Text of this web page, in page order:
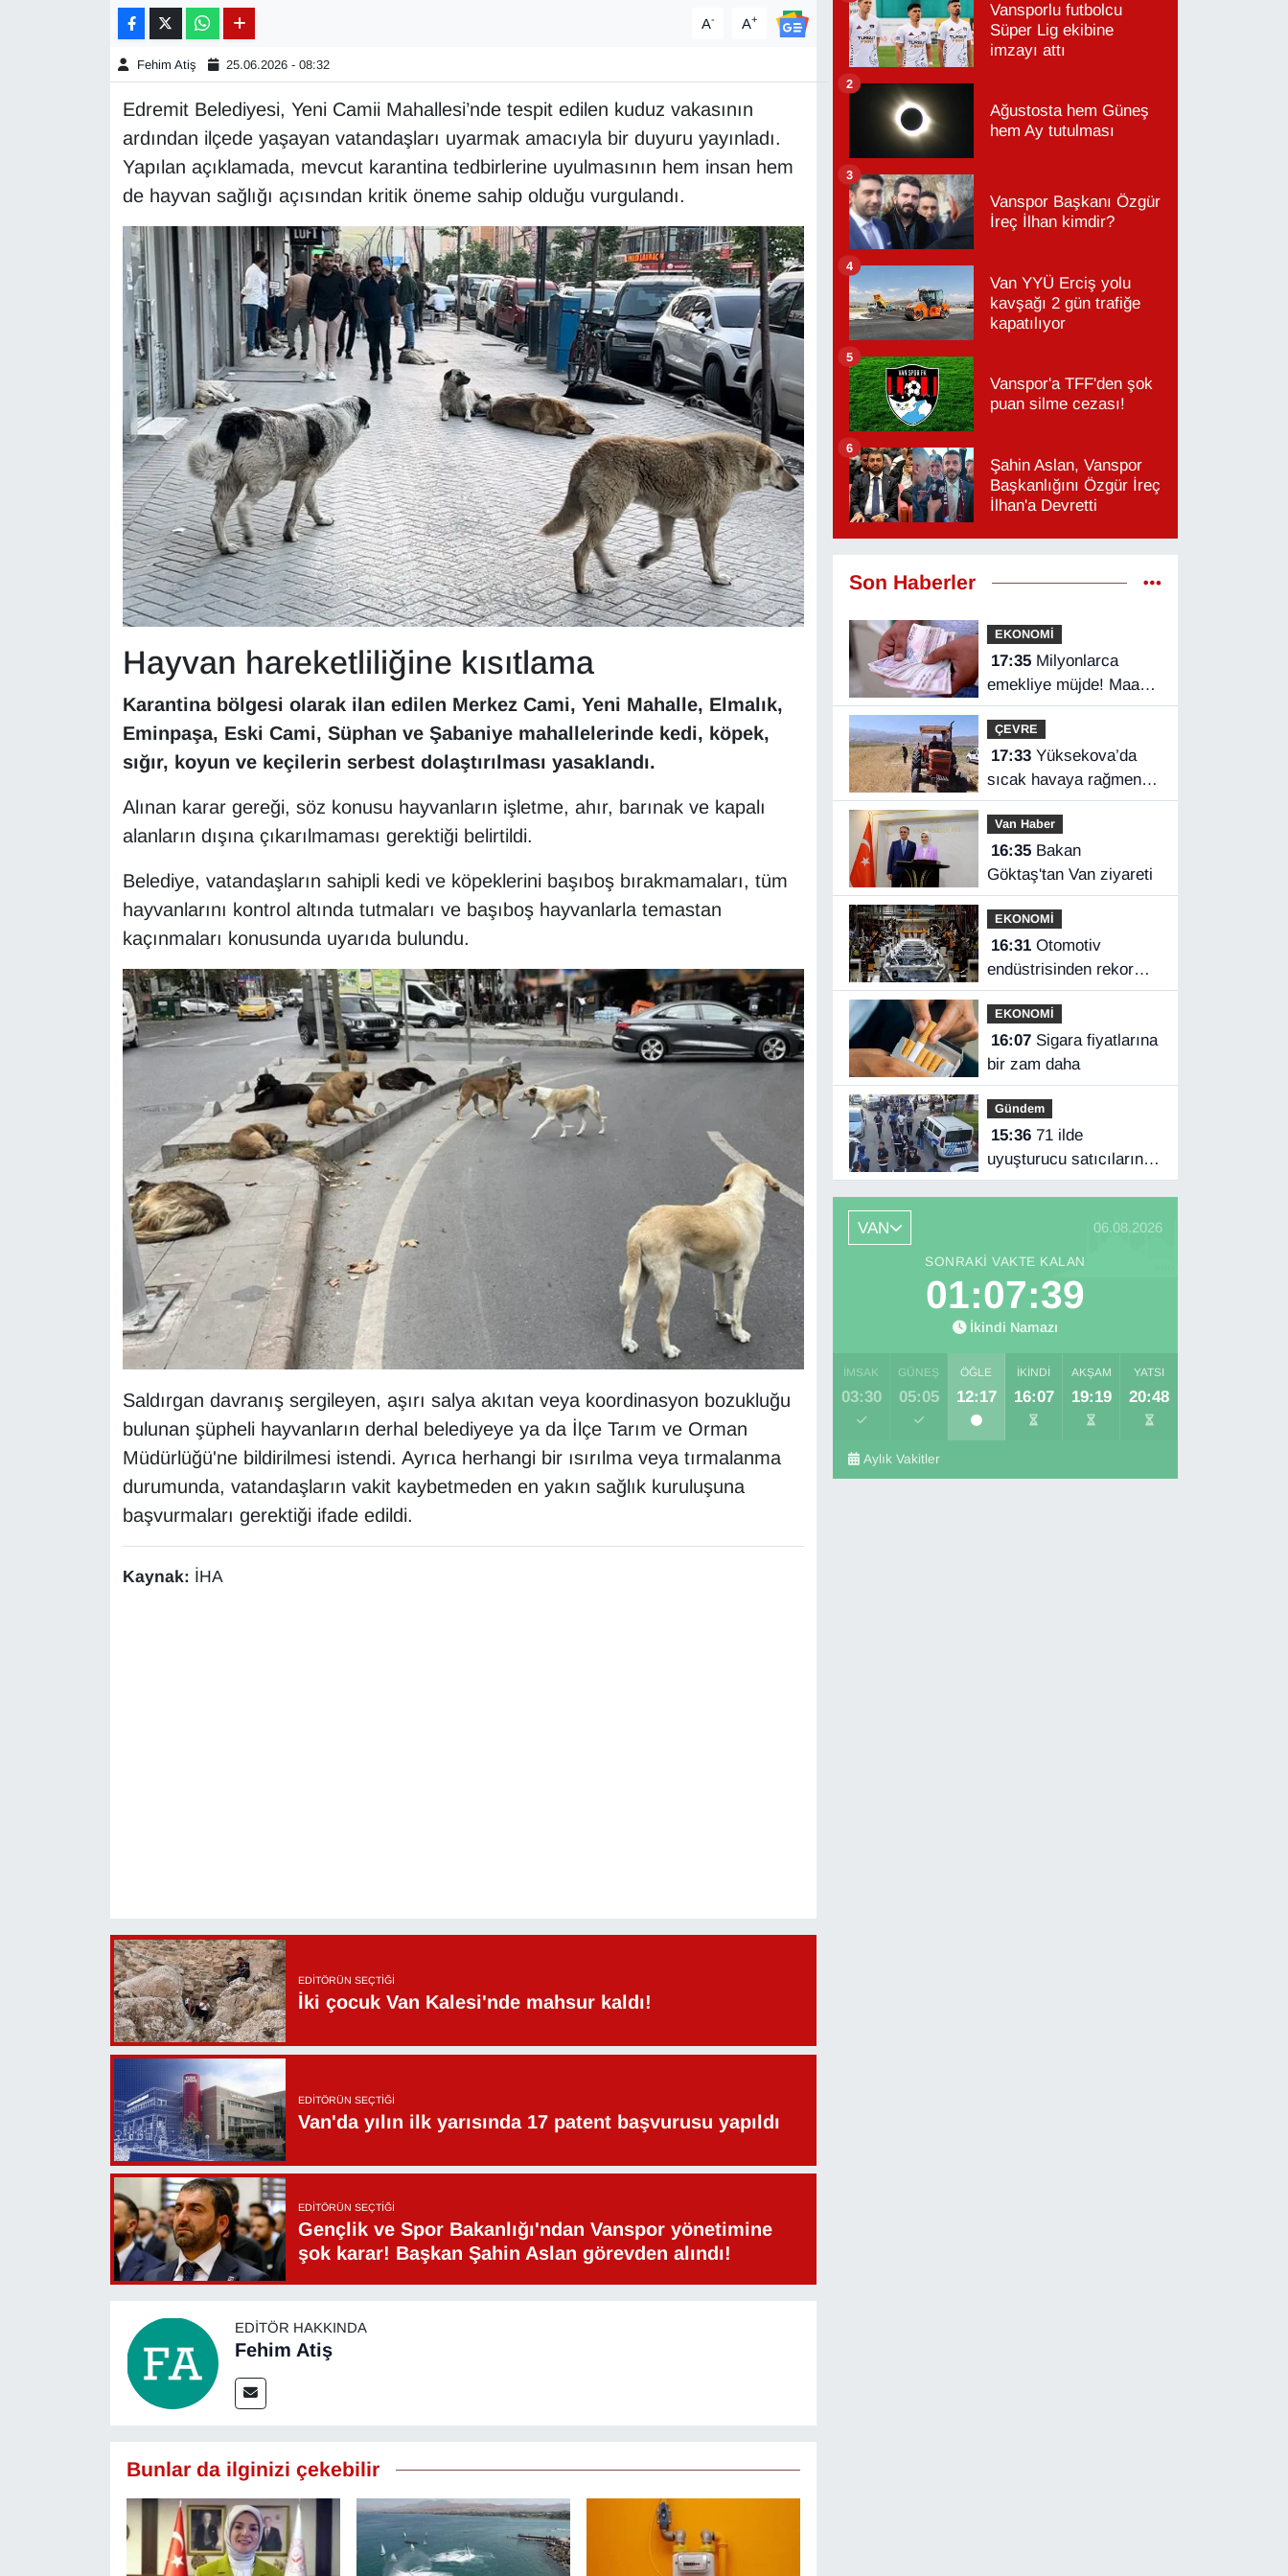
A- A+
Fehim Atiş 25.06.2026 - 08:32
Edremit Belediyesi, Yeni Camii Mahallesi’nde tespit edilen kuduz vakasının
ardından ilçede yaşayan vatandaşları uyarmak amacıyla bir duyuru yayınladı.
Yapılan açıklamada, mevcut karantina tedbirlerine uyulmasının hem insan hem
de hayvan sağlığı açısından kritik öneme sahip olduğu vurgulandı.
Hayvan hareketliliğine kısıtlama
Karantina bölgesi olarak ilan edilen Merkez Cami, Yeni Mahalle, Elmalık,
Eminpaşa, Eski Cami, Süphan ve Şabaniye mahallelerinde kedi, köpek,
sığır, koyun ve keçilerin serbest dolaştırılması yasaklandı.
Alınan karar gereği, söz konusu hayvanların işletme, ahır, barınak ve kapalı
alanların dışına çıkarılmaması gerektiği belirtildi.
Belediye, vatandaşların sahipli kedi ve köpeklerini başıboş bırakmamaları, tüm
hayvanlarını kontrol altında tutmaları ve başıboş hayvanlarla temastan
kaçınmaları konusunda uyarıda bulundu.
Saldırgan davranış sergileyen, aşırı salya akıtan veya koordinasyon bozukluğu
bulunan şüpheli hayvanların derhal belediyeye ya da İlçe Tarım ve Orman
Müdürlüğü'ne bildirilmesi istendi. Ayrıca herhangi bir ısırılma veya tırmalanma
durumunda, vatandaşların vakit kaybetmeden en yakın sağlık kuruluşuna
başvurmaları gerektiği ifade edildi.
Kaynak: İHA
EDITÖRÜN SEÇTIĞI
İki çocuk Van Kalesi'nde mahsur kaldı!
EDITÖRÜN SEÇTIĞI
Van'da yılın ilk yarısında 17 patent başvurusu yapıldı
EDITÖRÜN SEÇTIĞI
Gençlik ve Spor Bakanlığı'ndan Vanspor yönetimine
şok karar! Başkan Şahin Aslan görevden alındı!
EDITÖR HAKKINDA
Fehim Atiş
Bunlar da ilginizi çekebilir
Vansporlu futbolcu
Süper Lig ekibine
imzayı attı
Ağustosta hem Güneş
hem Ay tutulması
2
Vanspor Başkanı Özgür
İreç İlhan kimdir?
3
Van YYÜ Erciş yolu
kavşağı 2 gün trafiğe
kapatılıyor
4
Vanspor'a TFF'den şok
puan silme cezası!
5
Şahin Aslan, Vanspor
Başkanlığını Özgür İreç
İlhan'a Devretti
6
Son Haberler
EKONOMİ
17:35Milyonlarca
emekliye müjde! Maaş
farkları bu gece
hesaplarda
ÇEVRE
17:33Yüksekova’da
sıcak havaya rağmen
hasat mesaisi başladı
Van Haber
16:35Bakan
Göktaş'tan Van ziyareti
EKONOMİ
16:31Otomotiv
endüstrisinden rekor
ihracat
EKONOMİ
16:07Sigara fiyatlarına
bir zam daha
Gündem
15:3671 ilde
uyuşturucu satıcılarına
operasyon
VAN 06.08.2026
SONRAKI VAKTE KALAN
01:07:38
İkindi Namazı
İMSAK
03:30
GÜNEŞ
05:05
ÖĞLE
12:17
İKINDI
16:07
AKŞAM
19:19
YATSI
20:48
Aylık Vakitler
Gündem
HABERDE İNSAN
Kamu Alımları
Kim Kimdir?
Kültür & Sanat
MAGAZİN
ONE EKONOMİ
POLİTİKA
Resmi İlanlar
RÖPORTAJ
Sinema - TV
VAN'DA SPOR